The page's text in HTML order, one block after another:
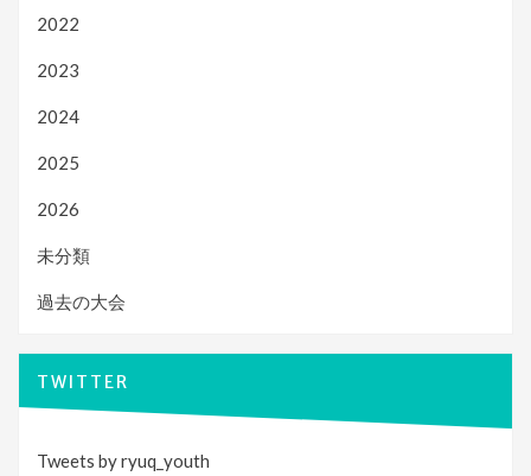
2022
2023
2024
2025
2026
未分類
過去の大会
TWITTER
Tweets by ryuq_youth